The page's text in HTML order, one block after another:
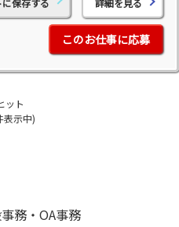
このお仕事に応募
ット
表示中)
務・OA事務